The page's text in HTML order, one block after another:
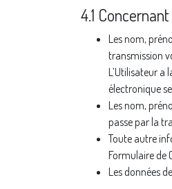
4.1
Les nom,
transmission
L’Utilisateur a
électronique
Les nom,
passe par la
Toute autre
Formulaire de
Les données